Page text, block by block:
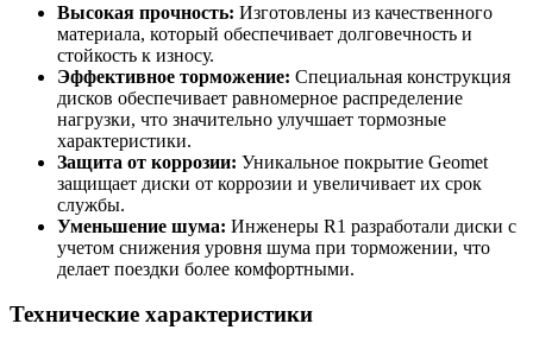
Высокая прочность: Изготовлены из качественного
материала, который обеспечивает долговечность и
стойкость к износу.
Эффективное торможение: Специальная конструкция
дисков обеспечивает равномерное распределение
нагрузки, что значительно улучшает тормозные
характеристики.
Защита от коррозии: Уникальное покрытие Geomet
защищает диски от коррозии и увеличивает их срок
службы.
Уменьшение шума: Инженеры R1 разработали диски с
учетом снижения уровня шума при торможении, что
делает поездки более комфортными.
Технические характеристики